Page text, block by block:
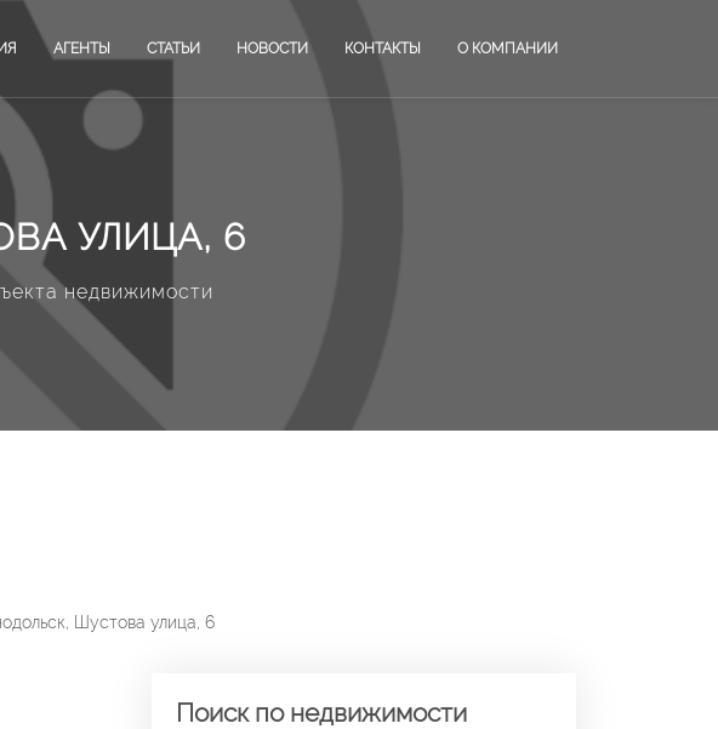
АГЕНТЫ СТАТЬИ НОВОСТИ КОНТАКТЫ О КОМПАНИИ
УЛИЦА, 6
недвижимости
Шустова улица, 6
Поиск по недвижимости